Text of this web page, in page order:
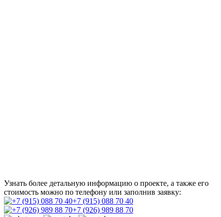
Узнать более детальную информацию о проекте, а также его
стоимость можно по телефону или заполнив заявку:
+7 (915) 088 70 40
+7 (926) 989 88 70